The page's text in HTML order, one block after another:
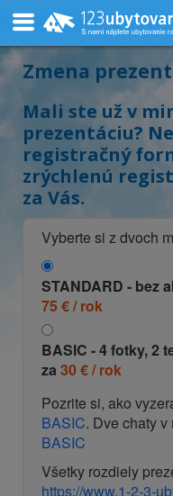
Zmena
Mali ste už v
prezentáciu?
registračný
zrýchlenú
za Vás.
Vyberte si z dvoch
STANDARD - bez
75 € / rok
BASIC - 4 fotky, 2
za 30 € / rok
Pozrite si, ako
BASIC. Dve chaty
BASIC
Všetky rozdiely
https://www.1-2-3-